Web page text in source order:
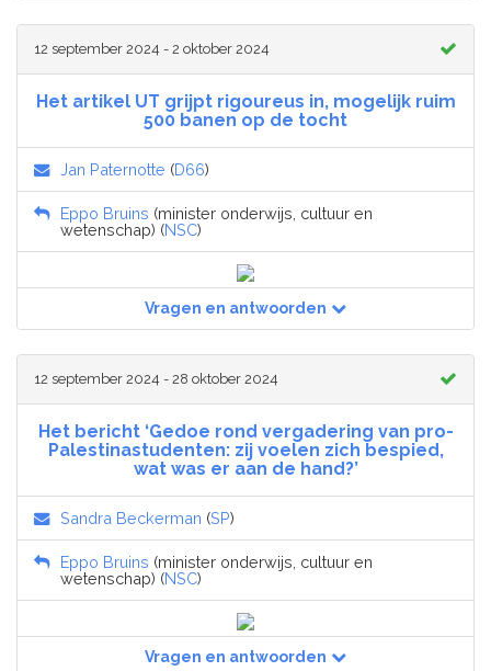
12 september 2024 - 2 oktober 2024
Het artikel UT grijpt rigoureus in, mogelijk ruim
500 banen op de tocht
Jan Paternotte (D66)
Eppo Bruins (minister onderwijs, cultuur en
wetenschap) (NSC)
Vragen en antwoorden
12 september 2024 - 28 oktober 2024
Het bericht ‘Gedoe rond vergadering van pro-
Palestinastudenten: zij voelen zich bespied,
wat was er aan de hand?’
Sandra Beckerman (SP)
Eppo Bruins (minister onderwijs, cultuur en
wetenschap) (NSC)
Vragen en antwoorden